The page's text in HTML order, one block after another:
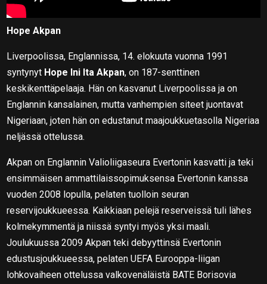
Hope Akpan
Liverpoolissa, Englannissa, 14. elokuuta vuonna 1991
syntynyt Hope Ini Ita Akpan, on 187-senttinen
keskikenttäpelaaja. Hän on kasvanut Liverpoolissa ja on
Englannin kansalainen, mutta vanhempien siteet juontavat
Nigeriaan, joten hän on edustanut maajoukkuetasolla Nigeriaa
neljässä ottelussa.
Akpan on Englannin Valioliigaseura Evertonin kasvatti ja teki
ensimmäisen ammattilaissopimuksensa Evertonin kanssa
vuoden 2008 lopulla, pelaten tuolloin seuran
reservijoukkueessa. Kaikkiaan pelejä reserveissä tuli lähes
kolmekymmentä ja niissä syntyi myös yksi maali.
Joulukuussa 2009 Akpan teki debyyttinsä Evertonin
edustusjoukkueessa, pelaten UEFA Eurooppa-liigan
lohkovaiheen ottelussa valkovenäläistä BATE Borisovia